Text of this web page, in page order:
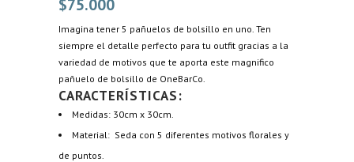
$75.000
Imagina tener 5 pañuelos de bolsillo en uno. Ten
siempre el detalle perfecto para tu outfit gracias a la
variedad de motivos que te aporta este magnifico
pañuelo de bolsillo de OneBarCo.
CARACTERÍSTICAS:
Medidas: 30cm x 30cm.
Material: Seda con 5 diferentes motivos florales y
de puntos.